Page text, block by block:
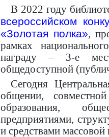
В 2022 году
всероссийском
«Золотая полка»,
рамках
награду – 3-е
общедоступной
Сегодня
общении,
образования,
предприятиями,
и средствами